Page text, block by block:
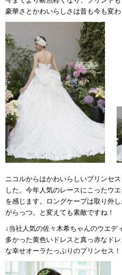
豪華さとかわいらしさは昔も今も変わ
ニコルからはかわいらしいプリンセ
した。今年人気のレースにこったウ
を感じます。ロングケープは取り外
がらっつ。と変えても素敵ですね！
↓当社人気の佐々木希ちゃんのウエデ
多かった黄色いドレスと真っ赤なド
な幸せオーラたっぷりのプリンセス！